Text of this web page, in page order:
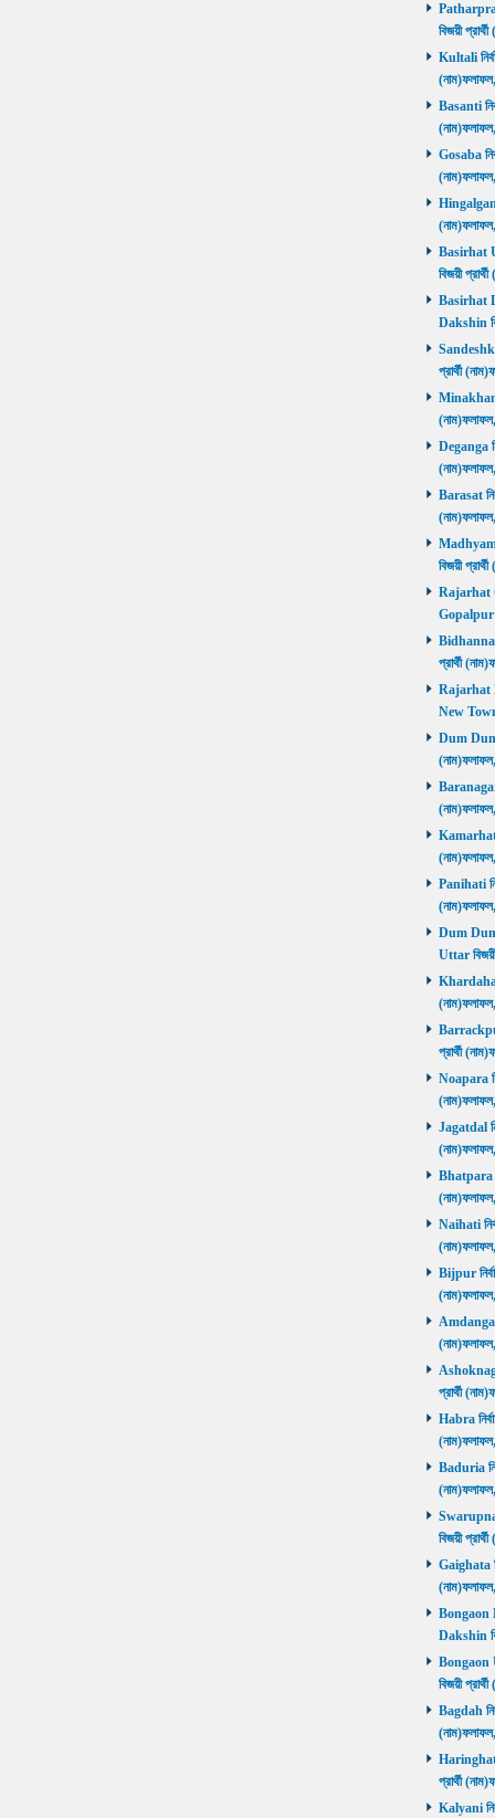
বিজয়ী
Kultali
Basanti
Gosaba
Hingalganj
Basirhat
বিজয়ী
Basirhat
Dakshin
প্রার্থী
Minakhan
Deganga
Barasat
বিজয়ী
Rajarhat
Gopalpur
প্রার্থী
Rajarhat
New Town
Dum Dum
Baranagar
Kamarhati
Panihati
Dum Dum
Uttar
Khardaha
Barrackpur
প্রার্থী
Noapara
Jagatdal
Bhatpara
Naihati
Bijpur
Amdanga
প্রার্থী
Habra
Baduria
বিজয়ী
Gaighata
Bongaon
Dakshin
Bongaon
বিজয়ী
Bagdah
Haringhata
প্রার্থী
Kalyani